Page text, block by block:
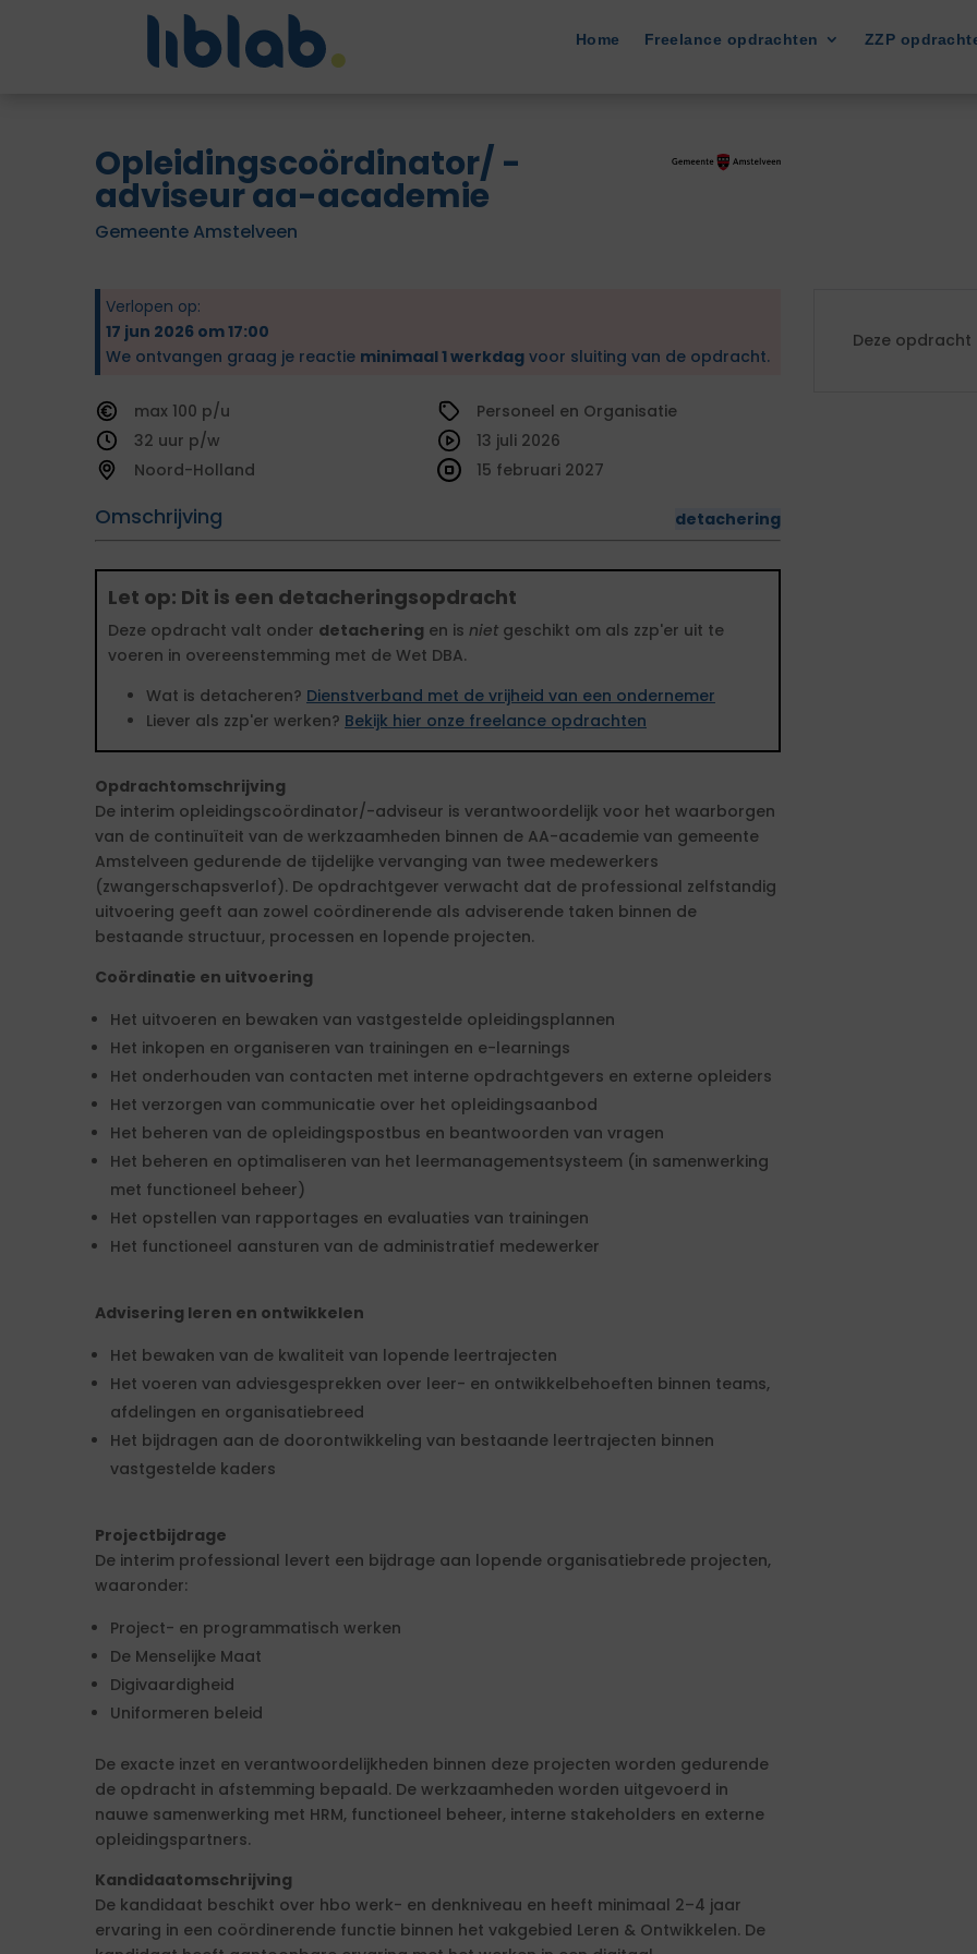
Home Freelance opdrachten ZZP
Opleidingscoördinator/ -
adviseur aa-academie
Gemeente Amstelveen
Verlopen op:
17 jun 2026 om 17:00
We ontvangen graag je reactie minimaal 1 werkdag voor sluiting van de opdracht.
100
32
Noord-Holland
Personeel en Organisatie
Omschrijving detachering
13 juli 2026
15 februari 2027
Let op: Dit is een detacheringsopdracht
Deze opdracht valt onder detachering en is niet geschikt om als zzp'er uit te
voeren in overeenstemming met de Wet DBA.
Wat is detacheren? Dienstverband met de vrijheid van een ondernemer
Liever als zzp'er werken? Bekijk hier onze freelance opdrachten
Opdrachtomschrijving
De interim opleidingscoördinator/-adviseur is verantwoordelijk voor het waarborgen
van de continuïteit van de werkzaamheden binnen de AA-academie van gemeente
Amstelveen gedurende de tijdelijke vervanging van twee medewerkers
(zwangerschapsverlof). De opdrachtgever verwacht dat de professional zelfstandig
uitvoering geeft aan zowel coördinerende als adviserende taken binnen de
bestaande structuur, processen en lopende projecten.
Coördinatie en uitvoering
Het uitvoeren en bewaken van vastgestelde opleidingsplannen
Het inkopen en organiseren van trainingen en e-learnings
Het onderhouden van contacten met interne opdrachtgevers en externe opleiders
Het verzorgen van communicatie over het opleidingsaanbod
Het beheren van de opleidingspostbus en beantwoorden van vragen
Het beheren en optimaliseren van het leermanagementsysteem (in samenwerking
met functioneel beheer)
Het opstellen van rapportages en evaluaties van trainingen
Het functioneel aansturen van de administratief medewerker
Advisering leren en ontwikkelen
Het bewaken van de kwaliteit van lopende leertrajecten
Het voeren van adviesgesprekken over leer- en ontwikkelbehoeften binnen teams,
afdelingen en organisatiebreed
Het bijdragen aan de doorontwikkeling van bestaande leertrajecten binnen
vastgestelde kaders
Projectbijdrage
De interim professional levert een bijdrage aan lopende organisatiebrede projecten,
waaronder:
Project- en programmatisch werken
De Menselijke Maat
Digivaardigheid
Uniformeren beleid
De exacte inzet en verantwoordelijkheden binnen deze projecten worden gedurende
de opdracht in afstemming bepaald. De werkzaamheden worden uitgevoerd in
nauwe samenwerking met HRM, functioneel beheer, interne stakeholders en externe
opleidingspartners.
Kandidaatomschrijving
De kandidaat beschikt over hbo werk- en denkniveau en heeft minimaal 2–4 jaar
ervaring in een coördinerende functie binnen het vakgebied Leren & Ontwikkelen. De
Deze opdracht